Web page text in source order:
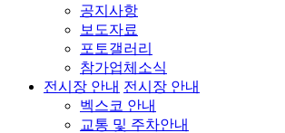
공지사항
보도자료
포토갤러리
참가업체소식
전시장 안내 전시장 안내
벡스코 안내
교통 및 주차안내